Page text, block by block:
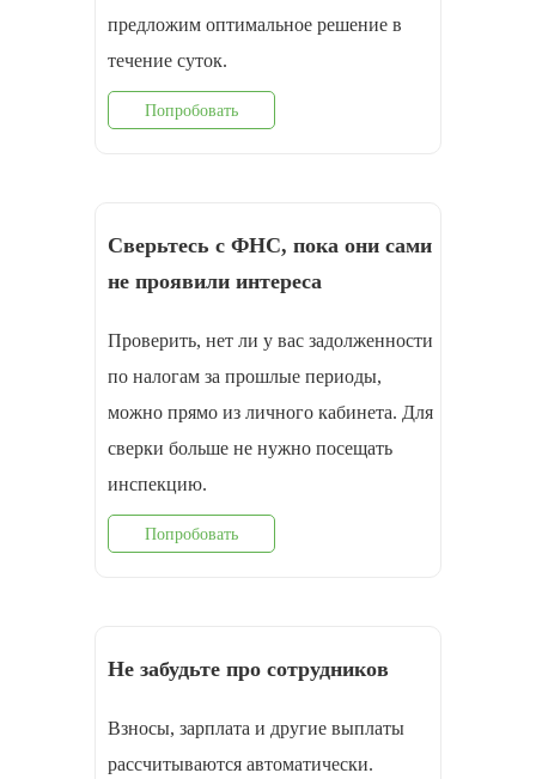
предложим оптимальное решение в
течение суток.
Попробовать
Сверьтесь с ФНС, пока они сами
не проявили интереса
Проверить, нет ли у вас задолженности
по налогам за прошлые периоды,
можно прямо из личного кабинета. Для
сверки больше не нужно посещать
инспекцию.
Попробовать
Не забудьте про сотрудников
Взносы, зарплата и другие выплаты
рассчитываются автоматически.